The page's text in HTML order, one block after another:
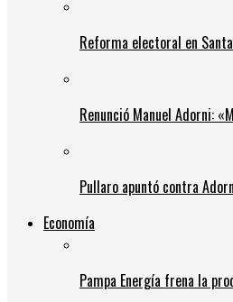
Reforma electoral en
Renunció Manuel Adorni:
Pullaro apuntó contra
Economía
Pampa Energía frena la